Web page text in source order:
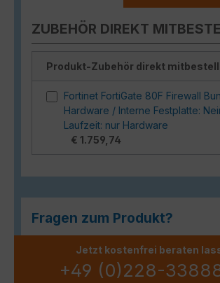
ZUBEHÖR DIREKT
Produkt-Zubehör direkt
Fortinet FortiGate 80F Firewall
Hardware / Interne Festplatte:
Laufzeit: nur Hardware
€ 1.759,74
Fragen zum Produkt?
Jetzt kostenfrei beraten
+49 (0)228-